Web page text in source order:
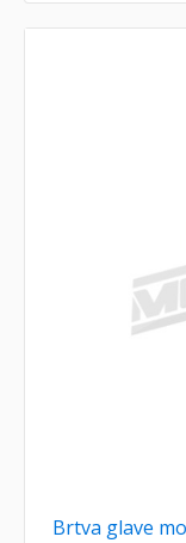
Brtva glave